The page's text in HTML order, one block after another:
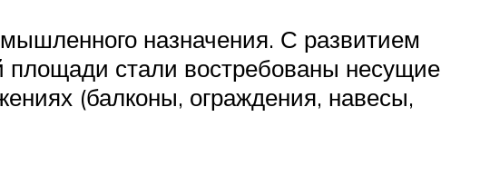
назначения. С развитием
площади стали востребованы несущие
(балконы, ограждения, навесы,